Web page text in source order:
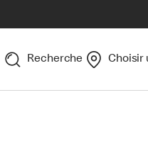
Recherche Choisir